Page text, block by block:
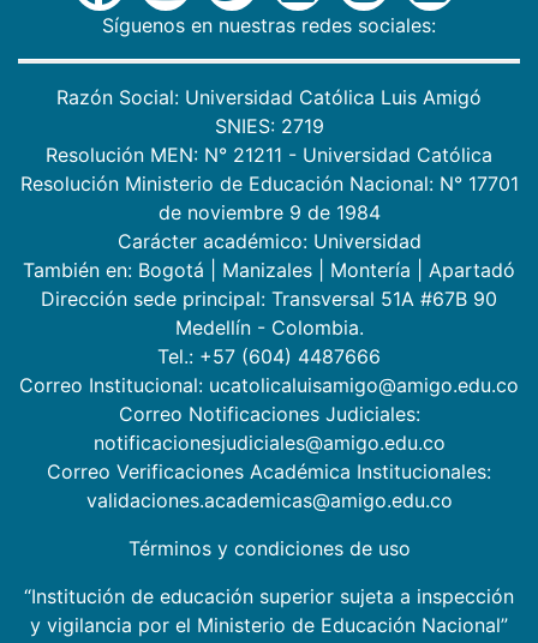
Síguenos en nuestras redes sociales:
Razón Social: Universidad Católica Luis Amigó
SNIES: 2719
Resolución MEN: N° 21211 - Universidad Católica
Resolución Ministerio de Educación Nacional: N° 17701
de noviembre 9 de 1984
Carácter académico: Universidad
También en: Bogotá Manizales Montería
Apartadó
Dirección sede principal: Transversal 51A #67B 90
Medellín - Colombia.
Tel.: +57 (604) 4487666
Correo Institucional: ucatolicaluisamigo@amigo.edu.co
Correo Notificaciones Judiciales:
notificacionesjudiciales@amigo.edu.co
Correo Verificaciones Académica Institucionales:
validaciones.academicas@amigo.edu.co
Términos y condiciones de uso
“Institución de educación superior sujeta a inspección
y vigilancia por el Ministerio de Educación Nacional”